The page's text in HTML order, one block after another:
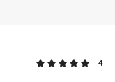
4